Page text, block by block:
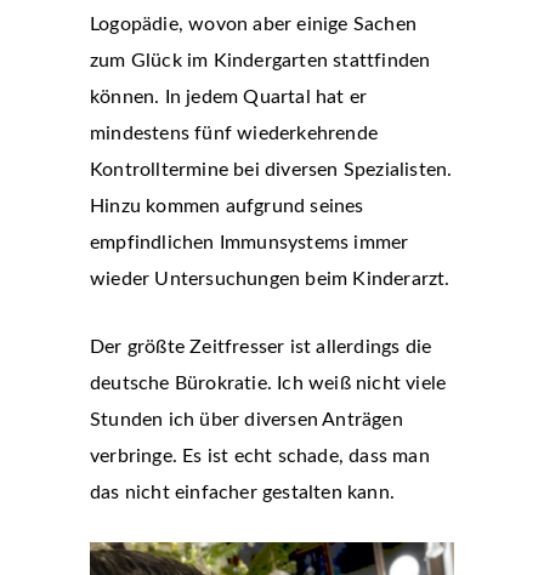
Logopädie, wovon aber einige Sachen
zum Glück im Kindergarten stattfinden
können. In jedem Quartal hat er
mindestens fünf wiederkehrende
Kontrolltermine bei diversen Spezialisten.
Hinzu kommen aufgrund seines
empfindlichen Immunsystems immer
wieder Untersuchungen beim Kinderarzt.
Der größte Zeitfresser ist allerdings die
deutsche Bürokratie. Ich weiß nicht viele
Stunden ich über diversen Anträgen
verbringe. Es ist echt schade, dass man
das nicht einfacher gestalten kann.